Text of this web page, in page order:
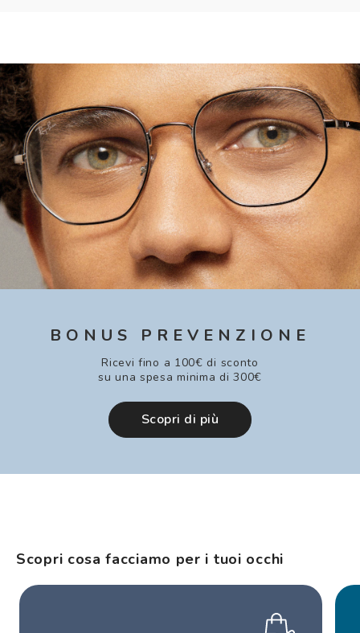
BONUS PREVENZIONE
Ricevi fino a 100€ di sconto
su una spesa minima di 300€
Scopri di più
Scopri cosa facciamo per i tuoi occhi